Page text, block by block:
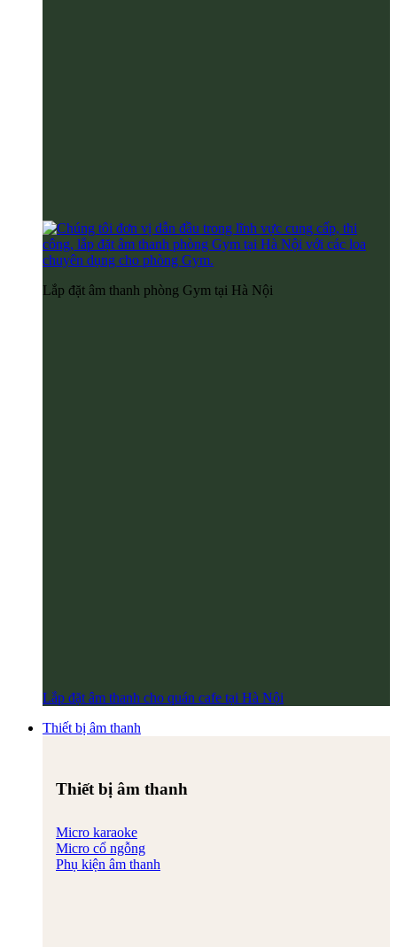
Lắp đặt âm thanh phòng Gym tại Hà Nội
Lắp đặt âm thanh cho quán cafe tại Hà Nội
Thiết bị âm thanh
Thiết bị âm thanh
Micro karaoke
Micro cổ ngỗng
Phụ kiện âm thanh